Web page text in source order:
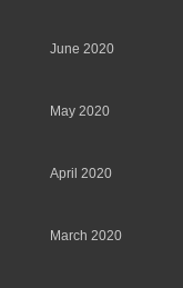
June 2020
May 2020
April 2020
March 2020